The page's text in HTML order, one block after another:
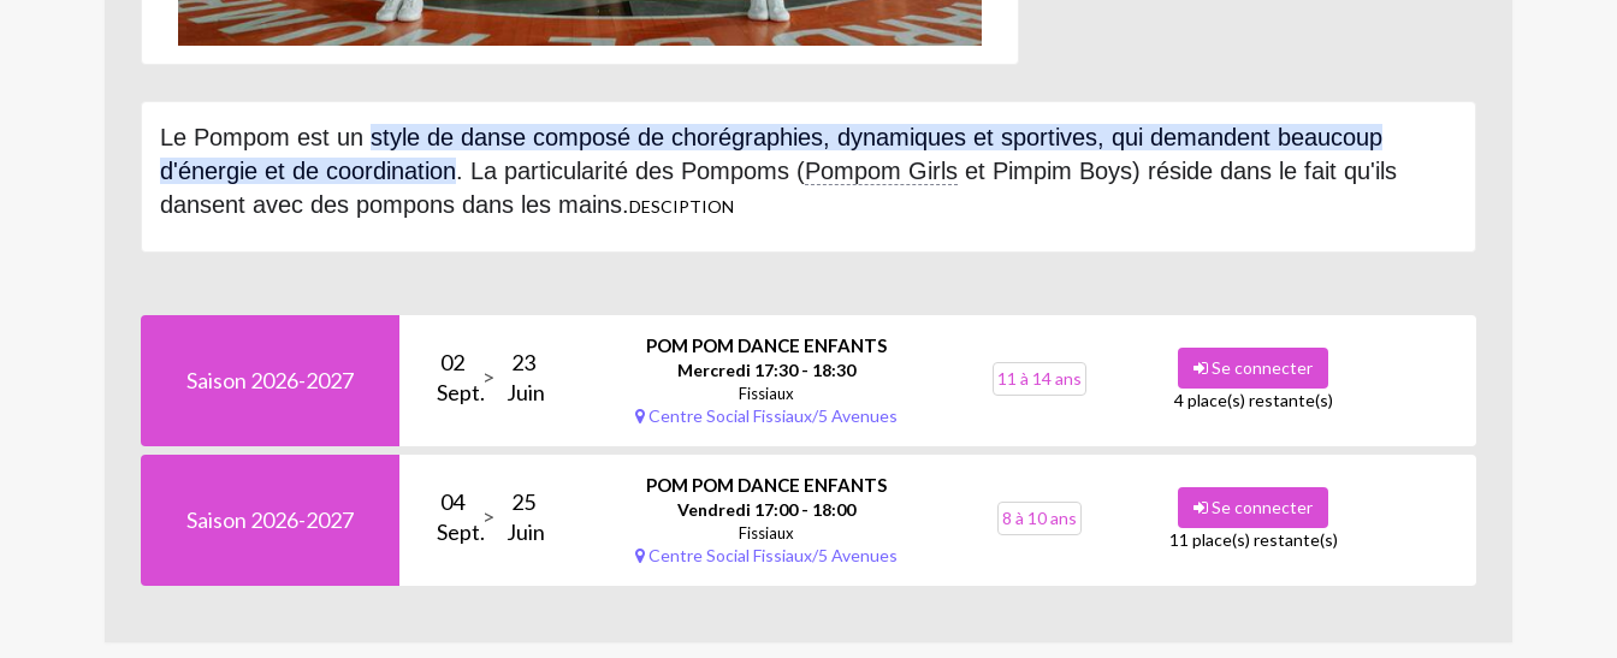
Le Pompom est un style de danse composé de chorégraphies, dynamiques et sportives, qui demandent beaucoup
d'énergie et de coordination. La particularité des Pompoms (Pompom Girls et Pimpim Boys) réside dans le fait qu'ils
dansent avec des pompons dans les mains.DESCIPTION
Saison 2026-2027
02
Sept.
23
Juin
POM POM DANCE ENFANTS
Mercredi 17:30 - 18:30
Fissiaux
Centre Social Fissiaux/5 Avenues
11 à 14 ans
Se connecter
4 place(s) restante(s)
Saison 2026-2027
04
Sept.
25
Juin
POM POM DANCE ENFANTS
Vendredi 17:00 - 18:00
Fissiaux
Centre Social Fissiaux/5 Avenues
8 à 10 ans
Se connecter
11 place(s) restante(s)